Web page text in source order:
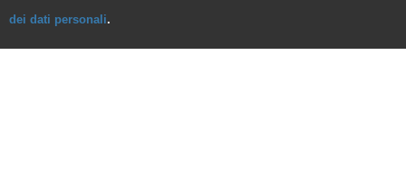
dei dati personali.